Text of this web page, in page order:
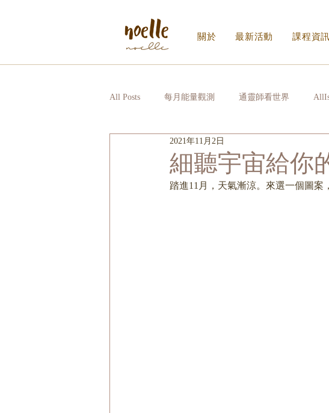
關於 最新活動 課程資訊
All Posts 每月能量觀測 通靈師看世界
Noelle｜Noelle Inner Circle
細聽宇宙給你
2021年11月2日
踏進11月，天氣漸涼。來選一個圖案